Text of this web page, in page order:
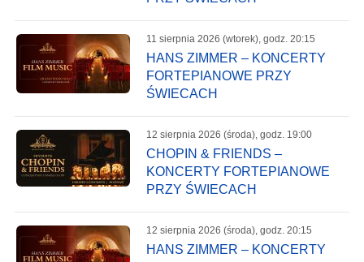
11 sierpnia 2026 (wtorek), godz. 20:15
HANS ZIMMER – KONCERTY
FORTEPIANOWE PRZY
ŚWIECACH
12 sierpnia 2026 (środa), godz. 19:00
CHOPIN & FRIENDS –
KONCERTY FORTEPIANOWE
PRZY ŚWIECACH
12 sierpnia 2026 (środa), godz. 20:15
HANS ZIMMER – KONCERTY